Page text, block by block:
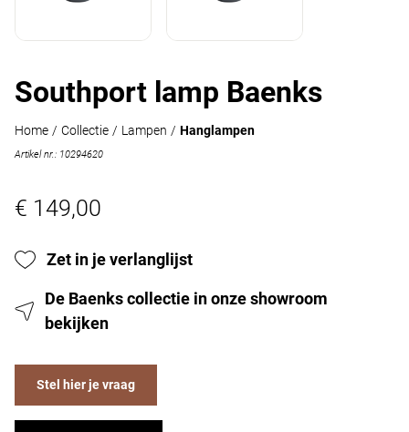
Southport lamp Baenks
Home / Collectie / Lampen / Hanglampen
Artikel nr.: 10294620
€ 149,00
Zet in je verlanglijst
De Baenks collectie in onze showroom
bekijken
Stel hier je vraag